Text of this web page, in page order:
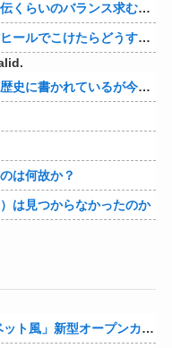
【スパロボ】インパクトやアルファ外伝くらいのバランス求む！！ → インパクトも最終的にはコアブースターで雑魚は一撃で倒せてたけどね
田中みな実、妊婦でもオシャレ優先！ヒールでこけたらどうすんのｗ
織田信雄って、「織田信雄はバカ」と歴史に書かれているが今まで家が残っているんでバカではないよな？
は何故か？
は見つからなかったのか
【神デザイン確定】光岡が「C1コルベット風」新型オープンカーの最新ティーザー画像を公開、マツダ・ロードスターの信頼性にレトロな外観がドッキング